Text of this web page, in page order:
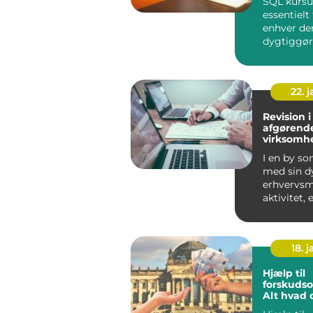
enhver
data...
22.
Revision
I en by
med sin
aktivitet,
18.
Hjælp til
Alt hvad